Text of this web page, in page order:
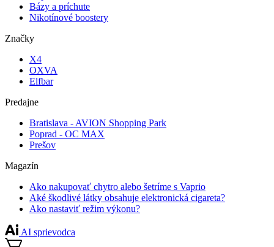
Bázy a príchute
Nikotínové boostery
Značky
X4
OXVA
Elfbar
Predajne
Bratislava - AVION Shopping Park
Poprad - OC MAX
Prešov
Magazín
Ako nakupovať chytro alebo šetríme s Vaprio
Aké škodlivé látky obsahuje elektronická cigareta?
Ako nastaviť režim výkonu?
AI sprievodca